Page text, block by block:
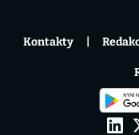
Kontakty